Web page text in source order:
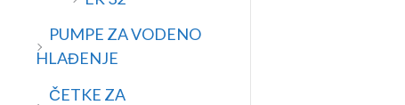
PUMPE ZA VODENO
HLAĐENJE
ČETKE ZA